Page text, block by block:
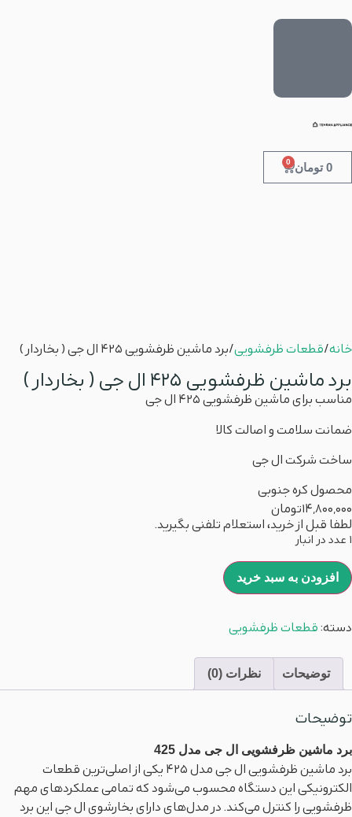
0 تومان 0
خانه/قطعات ظرفشویی/ برد ماشین ظرفشویی 425 ال جی ( بخاردار )
برد ماشین ظرفشویی 425 ال جی ( بخاردار )
مناسب برای ماشین ظرفشویی 425 ال جی
ضمانت سلامت و اصالت کالا
ساخت شرکت ال جی
محصول کره جنوبی
14,800,000تومان
لطفا قبل از خرید، استعلام تلفنی بگیرید.
1 عدد در انبار
افزودن به سبد خرید
دسته:قطعات ظرفشویی
توضیحات نظرات (0)
توضیحات
برد ماشین ظرفشویی ال جی مدل 425
برد ماشین ظرفشویی ال جی مدل 425 یکی از اصلی‌ترین قطعات
الکترونیکی این دستگاه محسوب می‌شود که تمامی عملکردهای مهم
ظرفشویی را کنترل می‌کند. در مدل‌های دارای بخارشوی ال جی این برد